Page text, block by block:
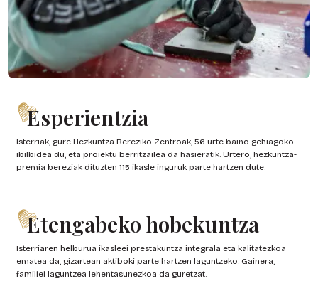
Esperientzia
Isterriak, gure Hezkuntza Bereziko Zentroak, 56 urte baino gehiagoko
ibilbidea du, eta proiektu berritzailea da hasieratik. Urtero, hezkuntza-
premia bereziak dituzten 115 ikasle inguruk parte hartzen dute.
Etengabeko hobekuntza
Isterriaren helburua ikasleei prestakuntza integrala eta kalitatezkoa
ematea da, gizartean aktiboki parte hartzen laguntzeko. Gainera,
familiei laguntzea lehentasunezkoa da guretzat.